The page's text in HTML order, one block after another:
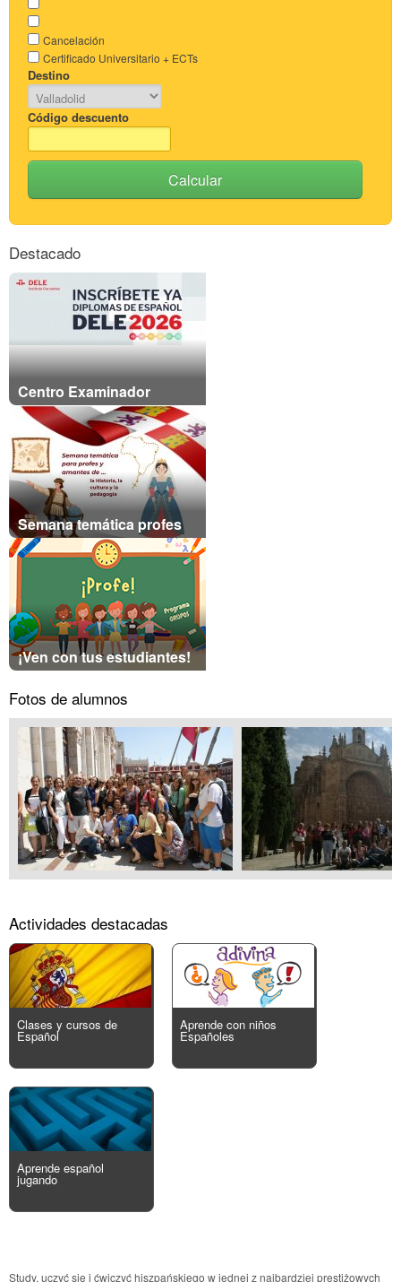
Cancelación
Certificado Universitario + ECTs
Destino
Código descuento
Calcular
Destacado
Centro Examinador
Semana temática profes
¡Ven con tus estudiantes!
Fotos de alumnos
Actividades destacadas
Clases y cursos de
Español
Aprende con niños
Españoles
Aprende español
jugando
Study, uczyć się i ćwiczyć hiszpańskiego w jednej z najbardziej prestiżowych